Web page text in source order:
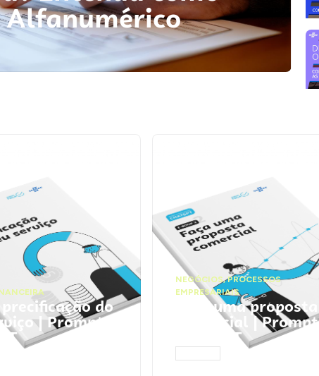
Alfanumérico
precificação do
| Prompts
NEGÓCIOS,PROCESSOS
EMPRESARIAIS
Faça uma proposta
comercial |
ChatGPT